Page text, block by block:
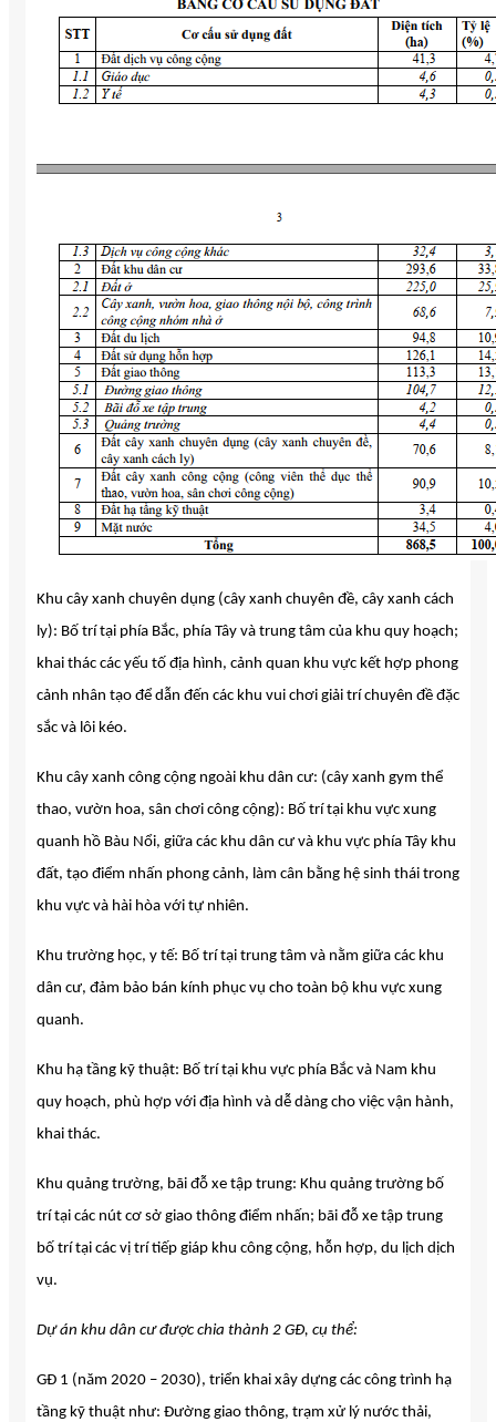
Khu cây xanh chuyên dụng (cây xanh chuyên đề, cây xanh cách
ly): Bố trí tại phía Bắc, phía Tây và trung tâm của khu quy hoạch;
khai thác các yếu tố địa hình, cảnh quan khu vực kết hợp phong
cảnh nhân tạo để dẫn đến các khu vui chơi giải trí chuyên đề đặc
sắc và lôi kéo.
Khu cây xanh công cộng ngoài khu dân cư: (cây xanh gym thể
thao, vườn hoa, sân chơi công cộng): Bố trí tại khu vực xung
quanh hồ Bàu Nổi, giữa các khu dân cư và khu vực phía Tây khu
đất, tạo điểm nhấn phong cảnh, làm cân bằng hệ sinh thái trong
khu vực và hài hòa với tự nhiên.
Khu trường học, y tế: Bố trí tại trung tâm và nằm giữa các khu
dân cư, đảm bảo bán kính phục vụ cho toàn bộ khu vực xung
quanh.
Khu hạ tầng kỹ thuật: Bố trí tại khu vực phía Bắc và Nam khu
quy hoạch, phù hợp với địa hình và dễ dàng cho việc vận hành,
khai thác.
Khu quảng trường, bãi đỗ xe tập trung: Khu quảng trường bố
trí tại các nút cơ sở giao thông điểm nhấn; bãi đỗ xe tập trung
bố trí tại các vị trí tiếp giáp khu công cộng, hỗn hợp, du lịch dịch
vụ.
Dự án khu dân cư được chia thành 2 GĐ, cụ thể:
GĐ 1 (năm 2020 – 2030), triển khai xây dựng các công trình hạ
tầng kỹ thuật như: Đường giao thông, trạm xử lý nước thải,